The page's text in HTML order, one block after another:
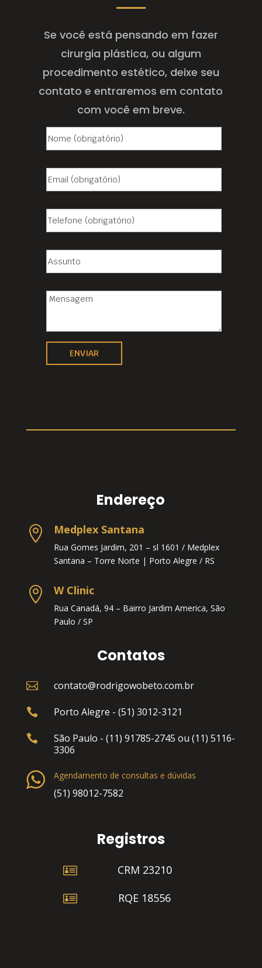
Se você está pensando em fazer
cirurgia plástica, ou algum
procedimento estético, deixe seu
contato e entraremos em contato
com você em breve.
Endereço
 Medplex Santana
Rua Gomes Jardim, 201 – sl 1601 / Medplex
Santana – Torre Norte | Porto Alegre / RS
 W Clinic
Rua Canadá, 94 – Bairro Jardim America, São
Paulo / SP
Contatos
 contato@rodrigowobeto.com.br
 Porto Alegre - (51) 3012-3121

São Paulo - (11) 91785-2745 ou (11) 5116-
3306
Agendamento de consultas e dúvidas
(51) 98012-7582
Registros
 CRM 23210
 RQE 18556